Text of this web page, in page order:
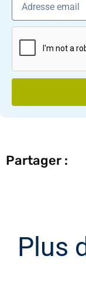
Partager :
Plus